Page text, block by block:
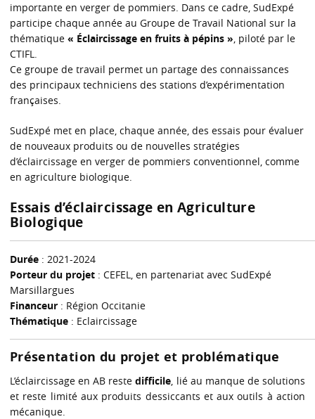
importante en verger de pommiers. Dans ce cadre, SudExpé
participe chaque année au Groupe de Travail National sur la
thématique « Éclaircissage en fruits à pépins », piloté par le
CTIFL.
Ce groupe de travail permet un partage des connaissances
des principaux techniciens des stations d’expérimentation
françaises.
SudExpé met en place, chaque année, des essais pour évaluer
de nouveaux produits ou de nouvelles stratégies
d’éclaircissage en verger de pommiers conventionnel, comme
en agriculture biologique.
Essais d’éclaircissage en Agriculture
Biologique
Durée : 2021-2024
Porteur du projet : CEFEL, en partenariat avec SudExpé
Marsillargues
Financeur : Région Occitanie
Thématique : Eclaircissage
Présentation du projet et problématique
L’éclaircissage en AB restedifficile, lié au manque de solutions
et reste limité aux produits dessiccants et aux outils à action
mécanique.